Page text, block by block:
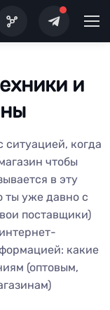
и
ситуацией, когда
чтобы
в эту
ты уже давно с
поставщики)
какие
(оптовым,